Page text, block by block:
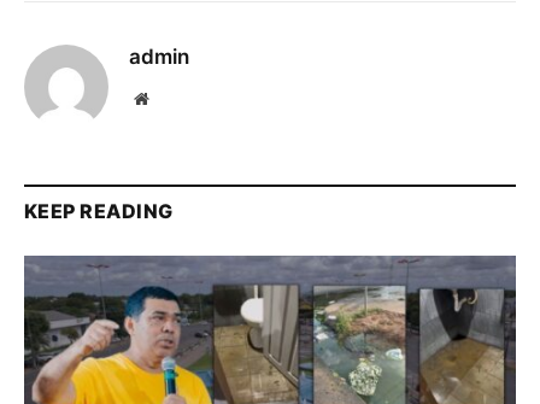
admin
Website
KEEP READING